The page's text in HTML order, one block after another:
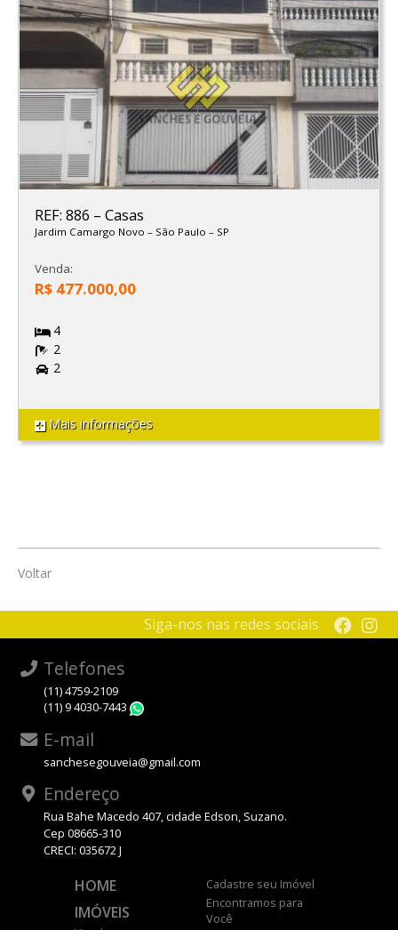
REF: 886 – Casas
Jardim Camargo Novo – São Paulo – SP
Venda:
R$ 477.000,00
4
2
2
Mais informações
Voltar
Siga-nos nas redes sociais
Telefones
(11) 4759-2109
(11) 9 4030-7443
E-mail
sanchesegouveia@gmail.com
Endereço
Rua Bahe Macedo 407, cidade Edson, Suzano.
Cep 08665-310
CRECI: 035672 J
HOME
IMÓVEIS
Cadastre seu Imóvel
Encontramos para
Você